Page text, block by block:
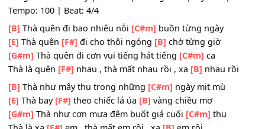
ON
Sáng tác: Phạm Duy | Ca sĩ: -- | Tone gốc: B | Style: -- |
Tempo: 100 | Beat: 4/4
[B]Thà quên đi bao nhiêu nỗi[C#m] buồn từng ngày
[E] Thà quên[F#]đi cho thôi ngóng[B]chờ từng giờ
[G#m] Thà quên đi cơn vui tiếng hát tiếng [C#m]
Thà là quên[F#]nhau , thà mất nhau rồi , xa [B]nhau rồi